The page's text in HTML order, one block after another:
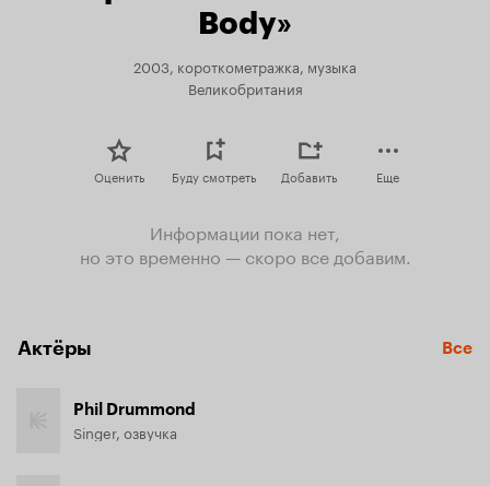
Body»
2003, короткометражка, музыка
Великобритания
Оценить Буду смотреть Добавить Еще
Информации пока нет,
но это временно — скоро все добавим.
Актёры Все
Phil Drummond
Singer, озвучка